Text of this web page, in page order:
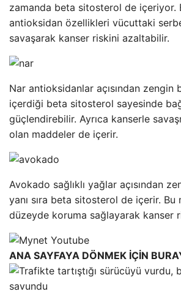
zamanda beta sitosterol de içeriyor.
antioksidan özellikleri vücuttaki
savaşarak kanser riskini azaltabilir.
Nar antioksidanlar açısından zengin
içerdiği beta sitosterol sayesinde
güçlendirebilir. Ayrıca kanserle
olan maddeler de içerir.
Avokado sağlıklı yağlar açısından
yanı sıra beta sitosterol de içerir. Bu
düzeyde koruma sağlayarak kanser
ANA SAYFAYA DÖNMEK İÇİN